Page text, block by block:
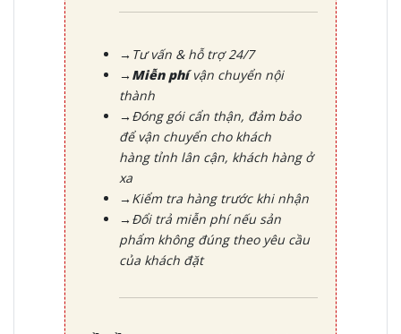
→Tư vấn & hỗ trợ 24/7
→Miễn phívận chuyển nội
thành
→Đóng gói cẩn thận, đảm bảo
để vận chuyển cho khách
hàng tỉnh lân cận, khách hàng ở
xa
→Kiểm tra hàng trước khi nhận
→Đổi trả miễn phí nếu sản
phẩm không đúng theo yêu cầu
của khách đặt